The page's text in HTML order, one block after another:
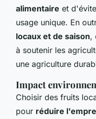
alimentaire et
usage unique. En
locaux et de saison,
à soutenir les
une agriculture
Impact
Choisir des fruits
pour réduire